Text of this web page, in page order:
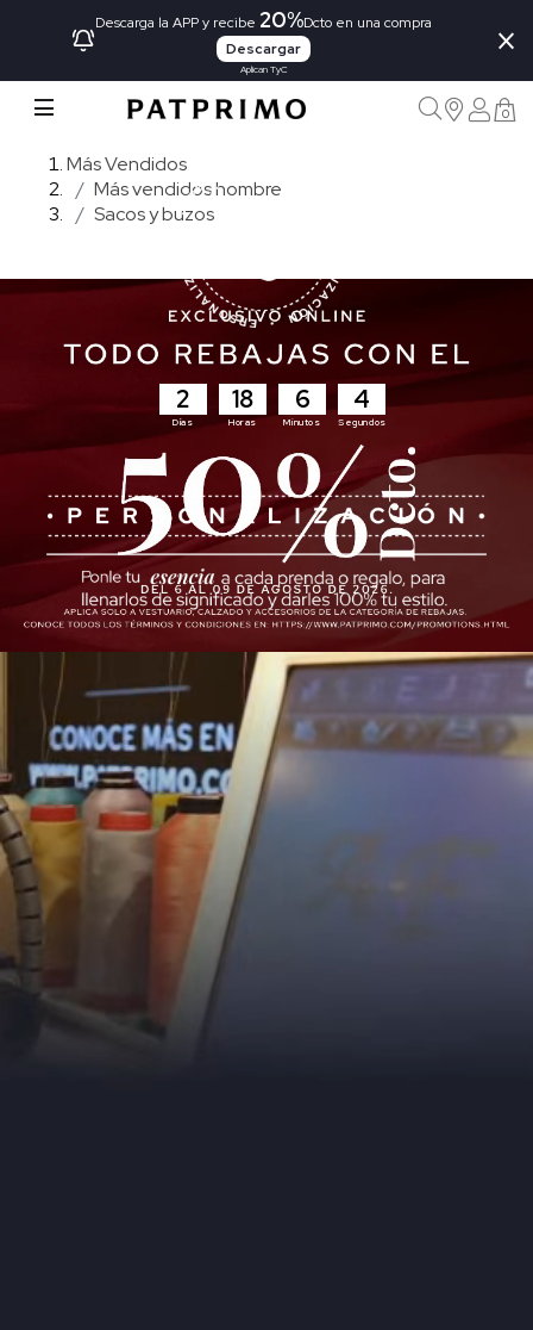
Descarga la APP y recibe 20%Dcto en una compra
Descargar
Aplican TyC
×
0
Más Vendidos
Más vendidos hombre
Sacos y buzos
2
Días
18
Horas
6
Minutos
2
Segundos